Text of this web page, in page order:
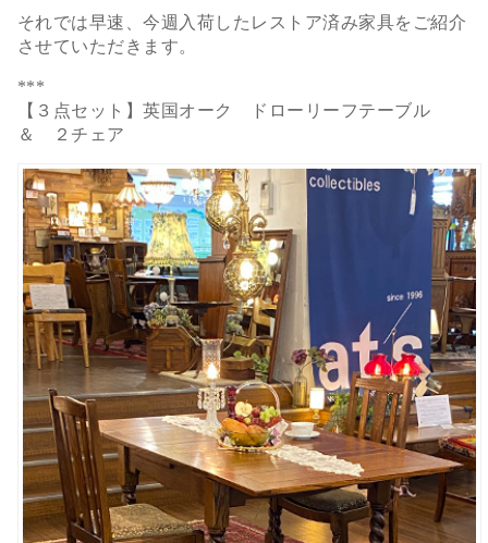
それでは早速、今週入荷したレストア済み家具をご紹介
させていただきます。
***
【３点セット】英国オーク ドローリーフテーブル
＆ ２チェア